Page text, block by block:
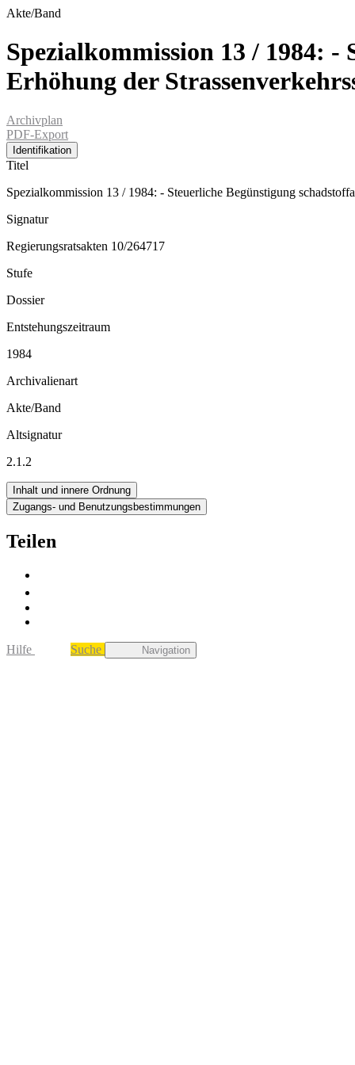
Akte/Band
Spezialkommission 13 / 1984:
Erhöhung der
Archivplan
PDF-Export
Identifikation
Titel
Spezialkommission 13 / 1984: - Steuerliche Begünstigung
Signatur
Regierungsratsakten 10/264717
Stufe
Dossier
Entstehungszeitraum
1984
Archivalienart
Akte/Band
Altsignatur
2.1.2
Inhalt und innere Ordnung
Zugangs- und Benutzungsbestimmungen
Teilen
Hilfe Suche Navigation